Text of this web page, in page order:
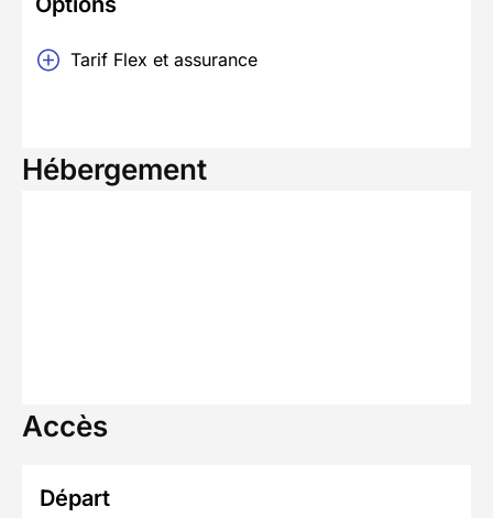
Tarif Flex et assurance
Hébergement
Accès
Départ